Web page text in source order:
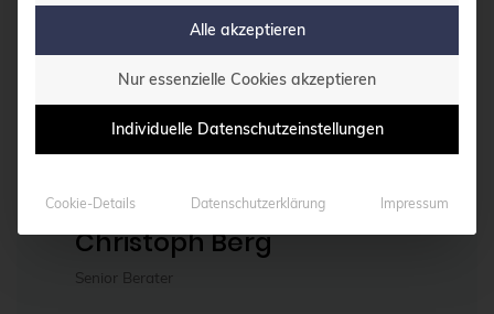
CB
ÜBER DEN AUTOR
Christoph Berg
Senior Berater
Alle akzeptieren
Nur essenzielle Cookies akzeptieren
Individuelle Datenschutzeinstellungen
Cookie-Details Datenschutzerklärung Impressum